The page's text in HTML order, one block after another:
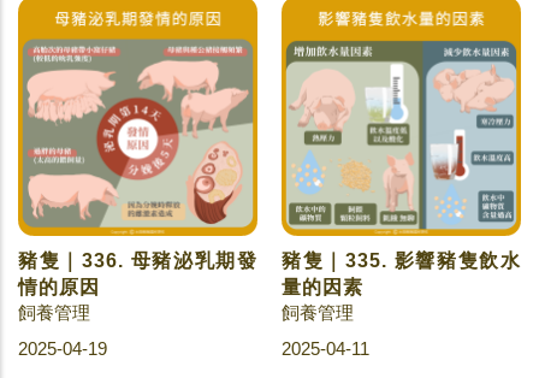
豬隻｜336. 母豬泌乳期發
情的原因
飼養管理
2025-04-19
豬隻｜335. 影響豬隻飲水
量的因素
飼養管理
2025-04-11